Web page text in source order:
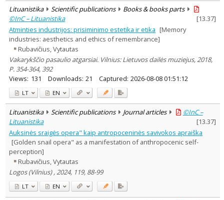
Lituanistika Scientific publications
Books & books parts
©InC – Lituanistika
[13.37]
Atminties industrijos: prisiminimo estetika ir etika [Memory
industries: aesthetics and ethics of remembrance]
Rubavičius, Vytautas
Vakarykščio pasaulio atgarsiai. Vilnius: Lietuvos dailės muziejus, 2018,
P. 354-364, 392
Views: 131 Downloads: 21 Captured: 2026-08-08 01:51:12
LT EN
Lituanistika Scientific publications Journal articles
©InC –
Lituanistika
[13.37]
Auksinės sraigės opera" kaip antropoceninės savivokos apraiška
[Golden snail opera" as a manifestation of anthropocenic self-
perception]
Rubavičius, Vytautas
Logos (Vilnius) , 2024, 119, 88-99
LT EN